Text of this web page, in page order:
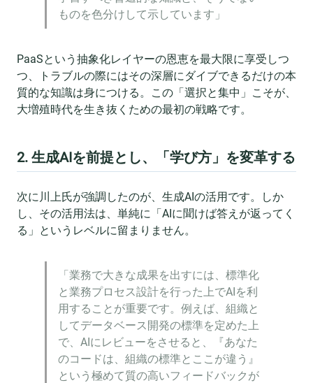
ものを色分けして示しています」
PaaSという抽象化レイヤーの恩恵を最大限に享受しつ
つ、トラブルの際にはその深層にダイブできるだけの本
質的な知識は身につける。この「選択と集中」こそが、
大増殖時代を生き抜くための最初の戦略です。
2. 生成AIを前提とし、「学び方」を変革する
次に川上氏が強調したのが、生成AIの活用です。しか
し、その活用法は、単純に「AIに聞けば答えが返ってく
る」というレベルに留まりません。
「業務で大きな成果を出すには、標準化
と業務プロセス設計を行った上でAIを利
用することが重要です。例えば、組織と
してデータベース開発の標準を定めた上
で、AIにレビューをさせると、『あなた
のコードは、組織の標準とここが違う』
という極めて質の高いフィードバックが